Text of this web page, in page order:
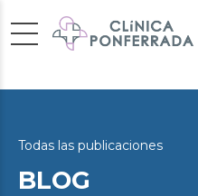
Todas las publicaciones
BLOG